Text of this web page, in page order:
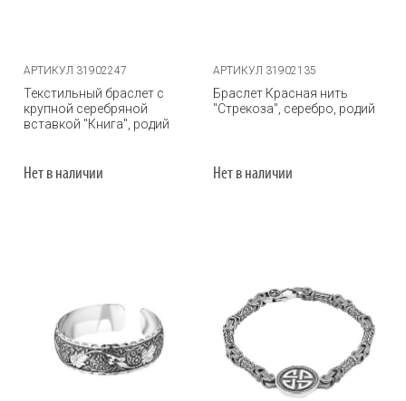
АРТИКУЛ 31902247
Текстильный браслет с
крупной серебряной
вставкой "Книга", родий
Нет в наличии
АРТИКУЛ 31902135
Браслет Красная нить
"Стрекоза", серебро, родий
Нет в наличии